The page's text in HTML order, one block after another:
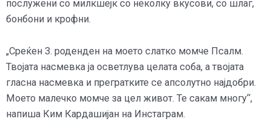
послужени со милкшејк со неколку вкусови, со шлаг,
бонбони и крофни.
„Среќен 3. роденден на моето слатко момче Псалм.
Твојата насмевка ја осветлува целата соба, а твојата
гласна насмевка и прегратките се апсолутно најдобри.
Моето малечко момче за цел живот. Те сакам многу“,
напиша Ким Кардашијан на Инстаграм.